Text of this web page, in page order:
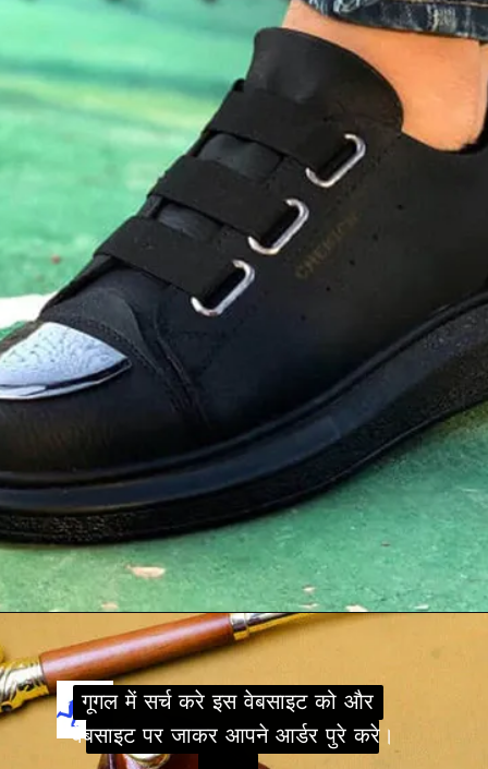
Openinghttps://review4.in/web-stories/free-online-tshirt/
गूगल में सर्च करे इस वेबसाइट को और
वेबसाइट पर जाकर आपने आर्डर पुरे
गूगल में सर्च करे इस वेबसाइट को और
वेबसाइट पर जाकर आपने आर्डर पुरे करे।